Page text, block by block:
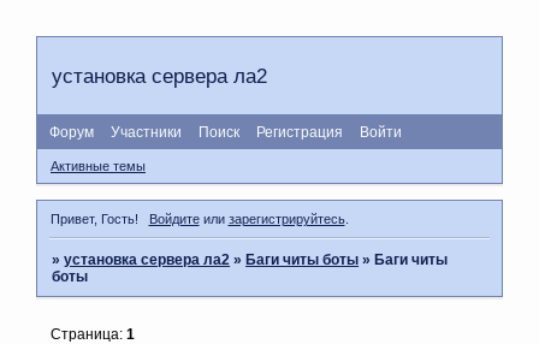
установка сервера ла2
Форум Участники Поиск Регистрация Войти
Активные темы
Привет, Гость! Войдитеили зарегистрируйтесь.
»установка сервера ла2 »Баги читы боты »Баги читы
боты
Страница:1